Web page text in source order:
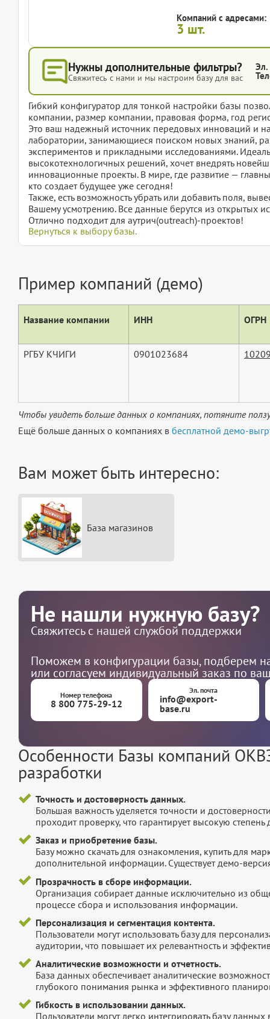
Компаний с адресами:
3 шт.
Нужны дополнительные фильтры?
Свяжитесь с нами и мы настроим базу для вас
Эл.
Гибкий конфигуратор для тонкой настройки базы
компании, размер компании, правовая форма, год
Это ваш надежный источник передовых инноваций и
лаборатории, занимающиеся поиском новых знаний,
экспериментов и прикладными исследованиями.
высокотехнологичных решений, хочет внедрять
инновационные проекты. В мире, где развитие —
кто создает будущее уже сегодня!
Также, есть возможность убрать или добавить поля,
Вашему усмотрению. Все данные берутся из открытых
Отлично подходит для аутрич(outreach)-проектов!
Вернуться к выбору базы.
Пример компаний (демо)
Название компании ИНН ОГРН
РГБУ КЧИГИ 0901023684
Чтобы увидеть больше данных о компаниях, потяните
Ещё больше данных о компаниях в бесплатной демо-
Вам может быть интересно:
База магазинов
Не нашли нужную базу?
Свяжитесь с нашей службой поддержки
Поможем в конфигурации базы, подберем
или согласуем индивидуальный заказ по
Номер телефона
8 800 775-29-12
Эл. почта
info@export-
base.ru
Особенности Базы компаний
разработки
Точность и достоверность данных.
Большая важность уделяется точности и
проходит проверку, что гарантирует высокую
Заказ и приобретение базы.
Базу можно скачать для ознакомления, купить для
дополнительной информации. Существует демо-
Прозрачность в сборе информации.
Организация собирает данные исключительно из
процессе сбора и использования информации.
Персонализация и сегментация контента.
Пользователи могут использовать базу для
аудитории, что повышает их релевантность и
Аналитические возможности и отчетность.
База данных обеспечивает аналитические
глубокого понимания рынка и эффективного
Гибкость в использовании данных.
Пользователи могут легко интегрировать базу